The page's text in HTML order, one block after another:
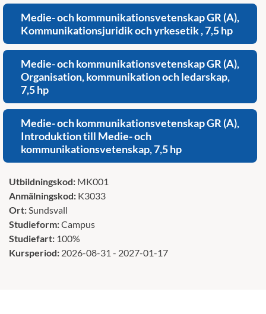
Medie- och kommunikationsvetenskap GR (A),
Kommunikationsjuridik och yrkesetik , 7,5 hp
Medie- och kommunikationsvetenskap GR (A),
Organisation, kommunikation och ledarskap,
7,5 hp
Medie- och kommunikationsvetenskap GR (A),
Introduktion till Medie- och
kommunikationsvetenskap, 7,5 hp
Utbildningskod: MK001
Anmälningskod: K3033
Ort:Sundsvall
Studieform:Campus
Studiefart: 100%
Kursperiod: 2026-08-31 - 2027-01-17